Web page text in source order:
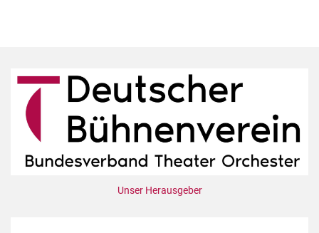
Unser Herausgeber